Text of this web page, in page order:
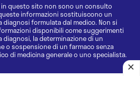
questo sito non sono un consulto
informazioni sostituiscono un
formulata dal medico. Non si
disponibili come suggerimenti
diagnosi, la determinazione di un
o sospensione di un farmaco senza
di medicina generale o uno specialista.